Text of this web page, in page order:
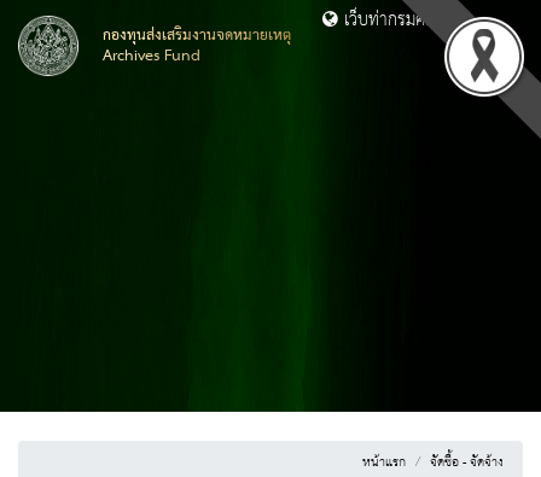
กองทุนส่งเสริมงานจดหมายเหตุ
Archives Fund
เว็บท่ากรมศิลปากร
หน้าแรก จัดซื้อ - จัดจ้าง